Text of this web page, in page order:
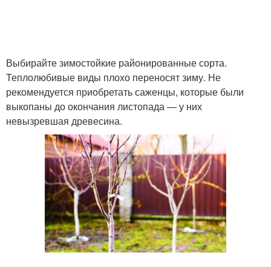
Выбирайте зимостойкие районированные сорта.
Теплолюбивые виды плохо переносят зиму. Не
рекомендуется приобретать саженцы, которые были
выкопаны до окончания листопада — у них
невызревшая древесина.